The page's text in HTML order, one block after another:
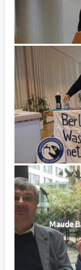
Maude